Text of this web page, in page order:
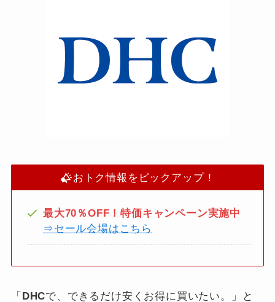
おトク情報をピックアップ！
最大70％OFF！特価キャンペーン実施中
⇒セール会場はこちら
「 DHCで、できるだけ安くお得に買いたい。」と